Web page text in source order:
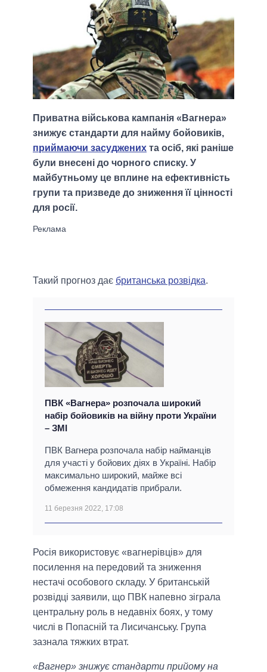
Приватна військова кампанія «Вагнера»
знижує стандарти для найму бойовиків,
приймаючи засуджених та осіб, які раніше
були внесені до чорного списку. У
майбутньому це вплине на ефективність
групи та призведе до зниження її цінності
для росії.
Такий прогноз дає британська розвідка.
ПВК «Вагнера» розпочала широкий
набір бойовиків на війну проти України
– ЗМІ
ПВК Вагнера розпочала набір найманців
для участі у бойових діях в Україні. Набір
максимально широкий, майже всі
обмеження кандидатів прибрали.
11 березня 2022, 17:08
Росія використовує «вагнерівців» для
посилення на передовий та зниження
нестачі особового складу. У британській
розвідці заявили, що ПВК напевно зіграла
центральну роль в недавніх боях, у тому
числі в Попасній та Лисичанську. Група
зазнала тяжких втрат.
«Вагнер» знижує стандарти прийому на